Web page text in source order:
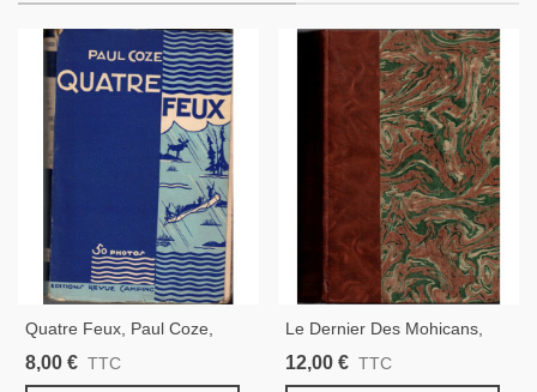
Quatre Feux, Paul Coze,
1935 -, Far West, Tribus
8,00 € TTC
Le Dernier Des Mohicans,
Fenimore Cooper, 1930 -,
12,00 € TTC